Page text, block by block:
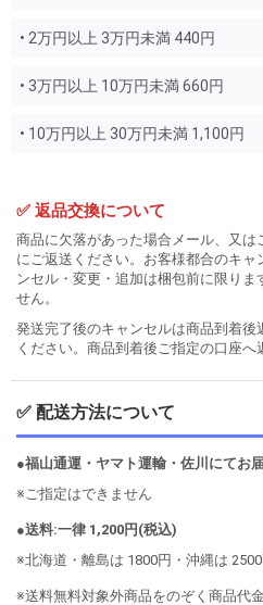
• 2万円以上 3万円未満 440円
• 3万円以上 10万円未満 660円
• 10万円以上 30万円未満 1,100円
✅ 返品交換について
商品に欠落があった場合メール、又
にご返送ください。お客様都合のキ
ンセル・変更・追加は梱包前に限り
せん。
発送完了後のキャンセルは商品到着
ください。商品到着後ご指定の口座へ
✅ 配送方法について
●福山通運・ヤマト運輸・佐川にてお
※ご指定はできません
●送料:一律 1,200円(税込)
※北海道・離島は 1800円・沖縄は 2500
※送料無料対象外商品をのぞく商品代